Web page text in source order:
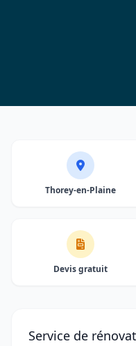
Thorey-en-Plaine
Devis gratuit
Service de